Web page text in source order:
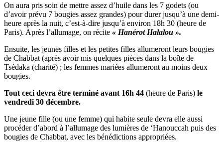
On aura pris soin de mettre assez d’huile dans les 7 godets (ou
d’avoir prévu 7 bougies assez grandes) pour durer jusqu’à une demi-
heure après la nuit, c’est-à-dire jusqu’à environ 18h 30 (heure de
Paris). Après l’allumage, on récite « Hanérot Halalou ».
Ensuite, les jeunes filles et les petites filles allumeront leurs bougies
de Chabbat (après avoir mis quelques pièces dans la boîte de
Tsédaka (charité) ; les femmes mariées allumeront au moins deux
bougies.
Tout ceci devra être terminé avant 16h 44 (heure de Paris) le
vendredi 30 décembre.
Une jeune fille (ou une femme) qui habite seule devra elle aussi
procéder d’abord à l’allumage des lumières de ‘Hanouccah puis des
bougies de Chabbat, avec les bénédictions appropriées.